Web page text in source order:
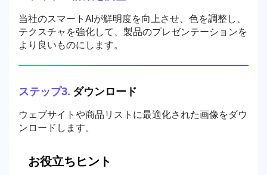
当社のスマートAIが鮮明度を向上させ、色を調整し、
テクスチャを強化して、製品のプレゼンテーションを
より良いものにします。
ウェブサイトや商品リストに最適化された画像をダウ
ンロードします。
お役立ちヒント